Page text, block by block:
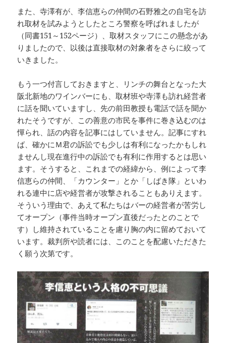
また、寺澤有が、李信恵らの仲間の石野雅之の自宅を訪
れ取材を試みようとしたところ警察を呼ばれましたが
（同書151～152ページ）、取材スタッフにこの懸念があ
りましたので、以後は直接取材の対象者をさらに絞って
いきました。
もう一つ付言しておきますと、リンチの舞台となった大
阪北新地のワインバーにも、取材班や寺澤も訪れ経営者
に話を聞いていますし、先の前田教授も電話で話を聞か
れたそうですが、この善意の市民を事件に巻き込むのは
憚られ、話の内容を記事にはしていません。記事にすれ
ば、確かにＭ君の訴訟でも少しは有利になったかもしれ
ませんし現在進行中の訴訟でも有利に作用するとは思い
ます。そうすると、これまでの経緯から、例によって李
信恵らの仲間、「カウンター」とか「しばき隊」といわ
れる連中に店や経営者が攻撃されることもありえます。
そういう理由で、あえて私たちはバーの経営者が苦労し
てオープン（事件当時オープン直後だったとのことで
す）し維持されていることを慮り胸の内に留めておいて
います。裁判所や読者には、このことを配慮いただきた
く願う次第です。